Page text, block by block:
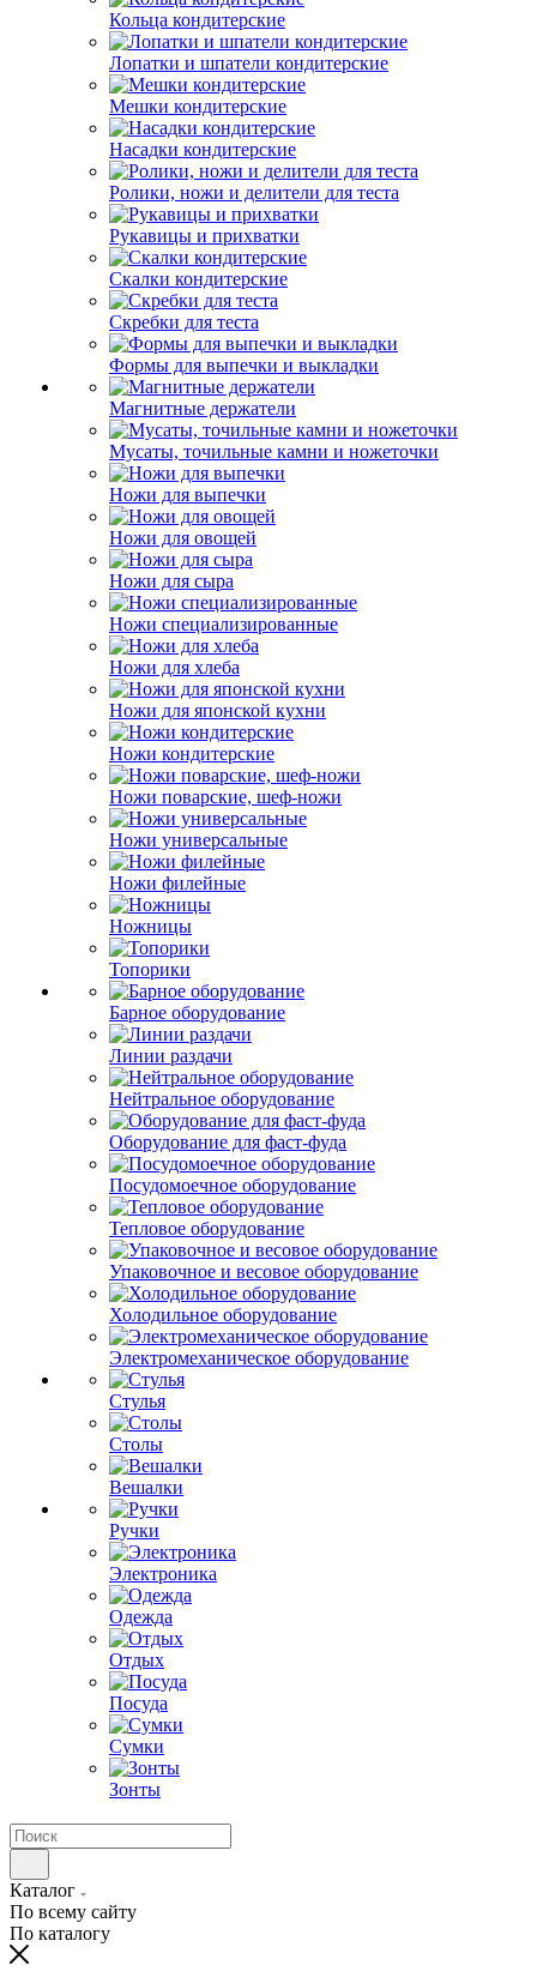
Кольца кондитерские
Лопатки и шпатели кондитерские
Мешки кондитерские
Насадки кондитерские
Ролики, ножи и делители для теста
Рукавицы и прихватки
Скалки кондитерские
Скребки для теста
Формы для выпечки и выкладки
Магнитные держатели
Мусаты, точильные камни и ножеточки
Ножи для выпечки
Ножи для овощей
Ножи для сыра
Ножи специализированные
Ножи для хлеба
Ножи для японской кухни
Ножи кондитерские
Ножи поварские, шеф-ножи
Ножи универсальные
Ножи филейные
Ножницы
Топорики
Барное оборудование
Линии раздачи
Нейтральное оборудование
Оборудование для фаст-фуда
Посудомоечное оборудование
Тепловое оборудование
Упаковочное и весовое оборудование
Холодильное оборудование
Электромеханическое оборудование
Стулья
Столы
Вешалки
Ручки
Электроника
Одежда
Отдых
Посуда
Сумки
Зонты
Каталог
По всему сайту
По каталогу